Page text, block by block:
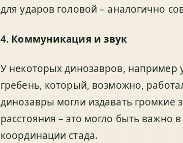
для ударов головой – аналогично
4. Коммуникация и звук
У некоторых динозавров, например
гребень, который, возможно,
динозавры могли издавать громкие
расстояния – это могло быть важно
координации стада.